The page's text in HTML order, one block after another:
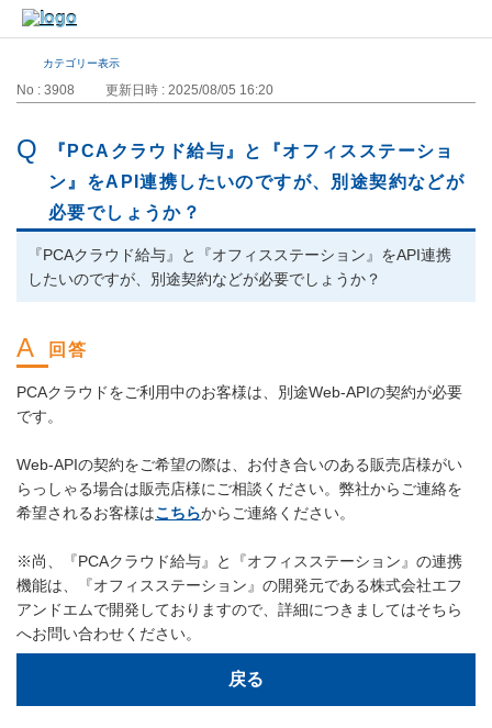
カテゴリー表示
No : 3908 更新日時 : 2025/08/05 16:20
『PCAクラウド給与』と『オフィスステーショ
ン』をAPI連携したいのですが、別途契約などが
必要でしょうか？
『PCAクラウド給与』と『オフィスステーション』をAPI連携
したいのですが、別途契約などが必要でしょうか？
PCAクラウドをご利用中のお客様は、別途Web-APIの契約が必要
です。
Web-APIの契約をご希望の際は、お付き合いのある販売店様がい
らっしゃる場合は販売店様にご相談ください。弊社からご連絡を
希望されるお客様はこちらからご連絡ください。
※尚、『PCAクラウド給与』と『オフィスステーション』の連携
機能は、『オフィスステーション』の開発元である株式会社エフ
アンドエムで開発しておりますので、詳細につきましてはそちら
へお問い合わせください。
戻る